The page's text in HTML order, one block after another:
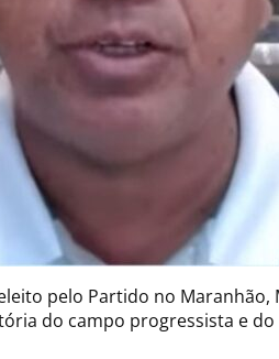
pelo Partido no
do campo progressista e